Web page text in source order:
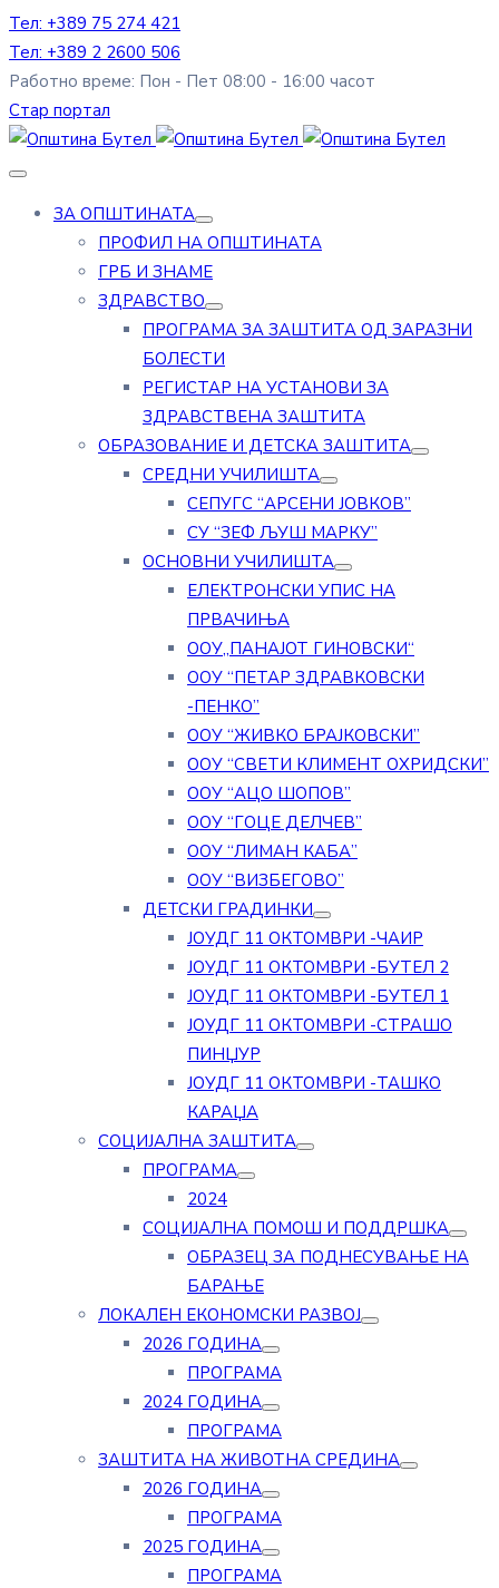
Тел: +389 75 274 421
Тел: +389 2 2600 506
Работно време: Пон - Пет 08:00 - 16:00 часот
Стар портал
ЗА ОПШТИНАТА
ПРОФИЛ НА ОПШТИНАТА
ГРБ И ЗНАМЕ
ЗДРАВСТВО
ПРОГРАМА ЗА ЗАШТИТА ОД ЗАРАЗНИ
БОЛЕСТИ
РЕГИСТАР НА УСТАНОВИ ЗА
ЗДРАВСТВЕНА ЗАШТИТА
ОБРАЗОВАНИЕ И ДЕТСКА ЗАШТИТА
СРЕДНИ УЧИЛИШТА
СЕПУГС “АРСЕНИ ЈОВКОВ”
СУ “ЗЕФ ЉУШ МАРКУ”
ОСНОВНИ УЧИЛИШТА
ЕЛЕКТРОНСКИ УПИС НА
ПРВАЧИЊА
ООУ„ПАНАЈОТ ГИНОВСКИ“
ООУ “ПЕТАР ЗДРАВКОВСКИ
-ПЕНКО”
ООУ “ЖИВКО БРАЈКОВСКИ”
ООУ “СВЕТИ КЛИМЕНТ ОХРИДСКИ”
ООУ “АЦО ШОПОВ”
ООУ “ГОЦЕ ДЕЛЧЕВ”
ООУ “ЛИМАН КАБА”
ООУ “ВИЗБЕГОВО”
ДЕТСКИ ГРАДИНКИ
ЈОУДГ 11 ОКТОМВРИ -ЧАИР
ЈОУДГ 11 ОКТОМВРИ -БУТЕЛ 2
ЈОУДГ 11 ОКТОМВРИ -БУТЕЛ 1
ЈОУДГ 11 ОКТОМВРИ -СТРАШО
ПИНЏУР
ЈОУДГ 11 ОКТОМВРИ -ТАШКО
КАРАЏА
СОЦИЈАЛНА ЗАШТИТА
ПРОГРАМА
2024
СОЦИЈАЛНА ПОМОШ И ПОДДРШКА
ОБРАЗЕЦ ЗА ПОДНЕСУВАЊЕ НА
БАРАЊЕ
ЛОКАЛЕН ЕКОНОМСКИ РАЗВОЈ
2026 ГОДИНА
ПРОГРАМА
2024 ГОДИНА
ПРОГРАМА
ЗАШТИТА НА ЖИВОТНА СРЕДИНА
2026 ГОДИНА
ПРОГРАМА
2025 ГОДИНА
ПРОГРАМА